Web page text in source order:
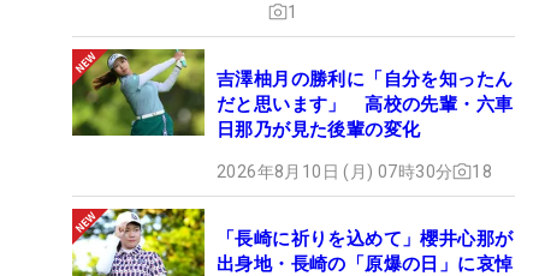
1
吉澤柚月の勝利に「自分を知ったん
だと思います」 高校の先輩・六車
日那乃が見た後輩の変化
2026年8月10日 (月) 07時30分 18
「長崎に祈りを込めて」櫻井心那が
出身地・長崎の「原爆の日」に哀悼